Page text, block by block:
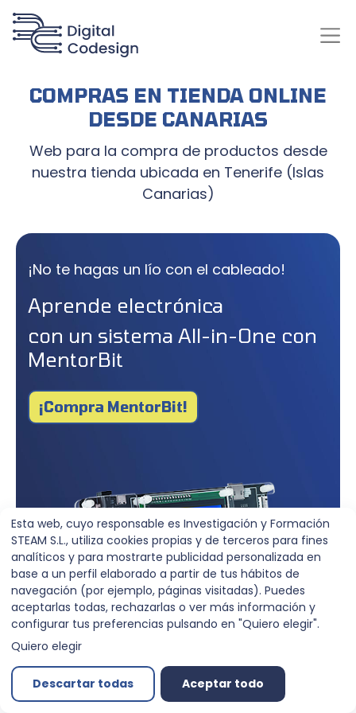
COMPRAS EN TIENDA ONLINE
DESDE CANARIAS
Web para la compra de productos desde
nuestra tienda ubicada en Tenerife (Islas
Canarias)
¡No te hagas un lío con el cableado!
Aprende electrónica
con un sistema All-in-One con
MentorBit
¡Compra MentorBit!
Esta web, cuyo responsable es Investigación y Formación
STEAM S.L., utiliza cookies propias y de terceros para fines
analíticos y para mostrarte publicidad personalizada en
base a un perfil elaborado a partir de tus hábitos de
navegación (por ejemplo, páginas visitadas). Puedes
aceptarlas todas, rechazarlas o ver más información y
configurar tus preferencias pulsando en "Quiero elegir".
Quiero elegir
Descartar todas Aceptar todo